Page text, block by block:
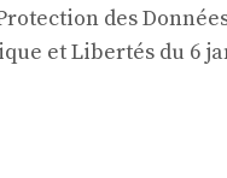
des
et Libertés du 6